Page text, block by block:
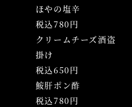
ほやの塩辛
税込780円
クリームチーズ酒盗
掛け
税込650円
鮟肝ポン酢
税込780円